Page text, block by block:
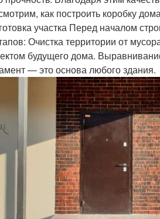
как построить коробку
участка Перед началом
Очистка территории от
будущего дома.
— это основа любого здания.